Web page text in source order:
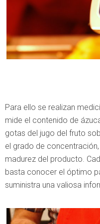
Para ello se realizan
mide el contenido de
gotas del jugo del fruto
el grado de
madurez del producto.
basta conocer el óptimo
suministra una valiosa